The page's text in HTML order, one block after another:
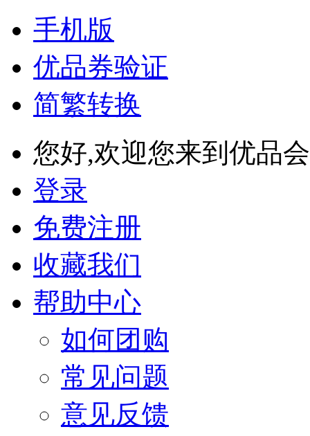
手机版
优品券验证
简繁转换
您好,欢迎您来到优品会
登录
免费注册
收藏我们
帮助中心
如何团购
常见问题
意见反馈